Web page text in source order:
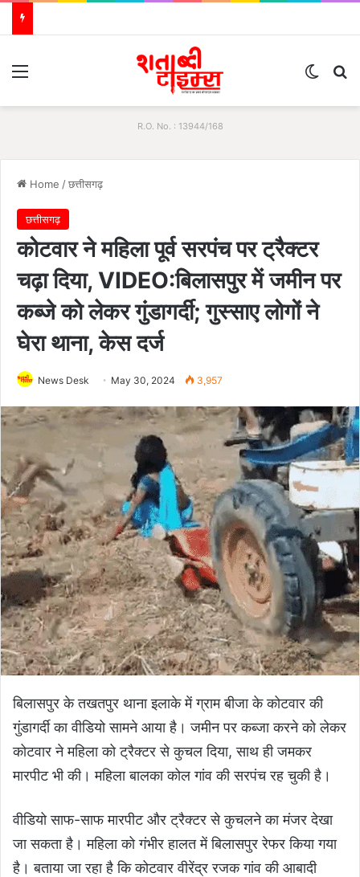
R.O. No. : 13944/168
Home /छत्तीसगढ़
छत्तीसगढ़
कोटवार ने महिला पूर्व सरपंच पर ट्रैक्टर
चढ़ा दिया, VIDEO:बिलासपुर में जमीन पर
कब्जे को लेकर गुंडागर्दी; गुस्साए लोगों ने
घेरा थाना, केस दर्ज
News Desk May 30, 2024 3,957
बिलासपुर के तखतपुर थाना इलाके में ग्राम बीजा के कोटवार की
गुंडागर्दी का वीडियो सामने आया है। जमीन पर कब्जा करने को लेकर
कोटवार ने महिला को ट्रैक्टर से कुचल दिया, साथ ही जमकर
मारपीट भी की। महिला बालका कोल गांव की सरपंच रह चुकी है।
वीडियो साफ-साफ मारपीट और ट्रैक्टर से कुचलने का मंजर देखा
जा सकता है। महिला को गंभीर हालत में बिलासपुर रेफर किया गया
है। बताया जा रहा है कि कोटवार वीरेंद्र रजक गांव की आबादी